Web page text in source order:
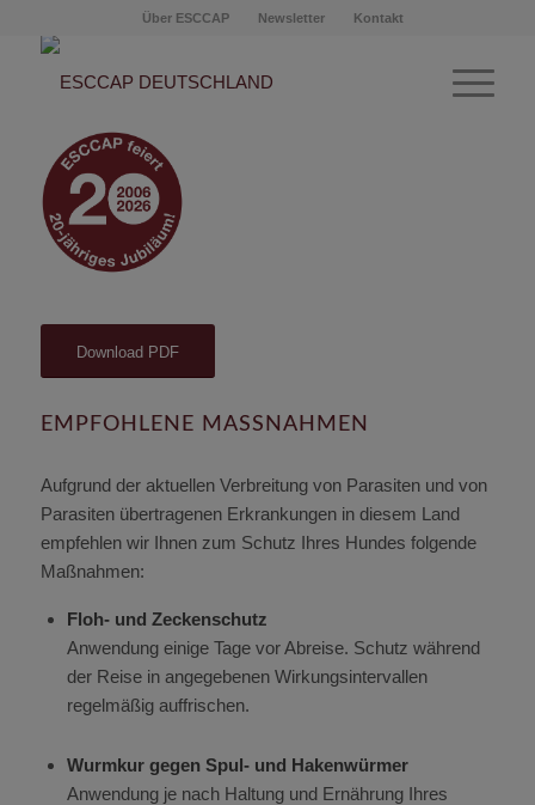
Über ESCCAP Newsletter Kontakt
Parasitenschutz
Norwegen
Download PDF
EMPFOHLENE MASSNAHMEN
Aufgrund der aktuellen Verbreitung von Parasiten und von
Parasiten übertragenen Erkrankungen in diesem Land
empfehlen wir Ihnen zum Schutz Ihres Hundes folgende
Maßnahmen:
Floh- und Zeckenschutz
Anwendung einige Tage vor Abreise. Schutz während
der Reise in angegebenen Wirkungsintervallen
regelmäßig auffrischen.
Wurmkur gegen Spul- und Hakenwürmer
Anwendung je nach Haltung und Ernährung Ihres